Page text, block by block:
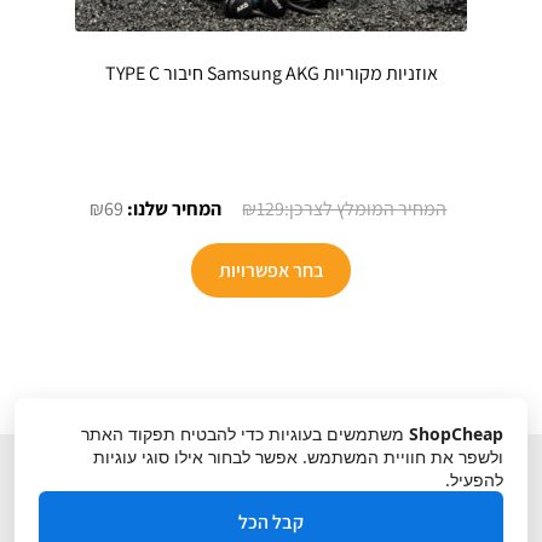
אוזניות מקוריות Samsung AKG חיבור TYPE C
₪129
המחיר
המקורי
היה:
₪129.
₪69
בחר אפשרויות
ShopCheap משתמשים בעוגיות כדי להבטיח תפקוד האתר
ולשפר את חוויית המשתמש. אפשר לבחור אילו סוגי עוגיות
להפעיל.
קבל הכל